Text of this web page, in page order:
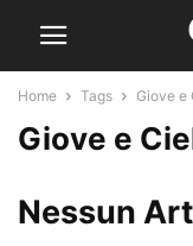
Home Tags Giove e
Giove e
Nessun